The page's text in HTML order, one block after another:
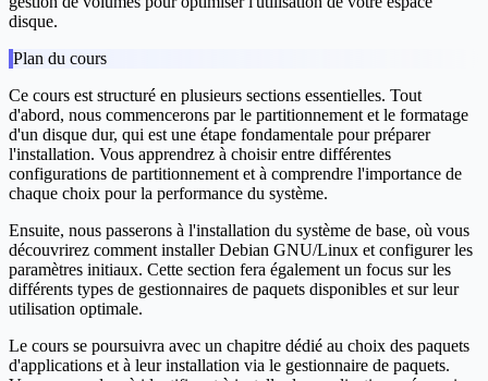
disque.
Plan du cours
Ce cours est structuré en plusieurs sections essentielles. Tout
d'abord, nous commencerons par le partitionnement et le formatage
d'un disque dur, qui est une étape fondamentale pour préparer
l'installation. Vous apprendrez à choisir entre différentes
configurations de partitionnement et à comprendre l'importance de
chaque choix pour la performance du système.
Ensuite, nous passerons à l'installation du système de base, où vous
découvrirez comment installer Debian GNU/Linux et configurer les
paramètres initiaux. Cette section fera également un focus sur les
différents types de gestionnaires de paquets disponibles et sur leur
utilisation optimale.
Le cours se poursuivra avec un chapitre dédié au choix des paquets
d'applications et à leur installation via le gestionnaire de paquets.